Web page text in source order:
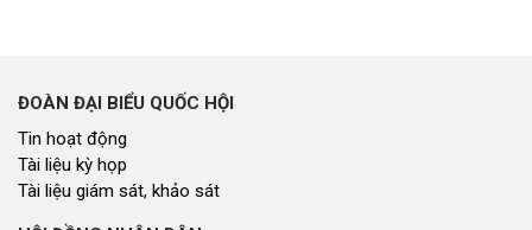
ĐOÀN ĐẠI BIỂU QUỐC HỘI
Tin hoạt động
Tài liệu kỳ họp
Tài liệu giám sát, khảo sát